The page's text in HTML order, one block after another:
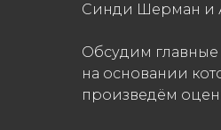
Синди Шерман и
Обсудим
на основании
произведём